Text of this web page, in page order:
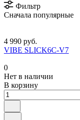
Фильтр
Сначала популярные
4 990 руб.
VIBE SLICK6C-V7
0
Нет в наличии
В корзину